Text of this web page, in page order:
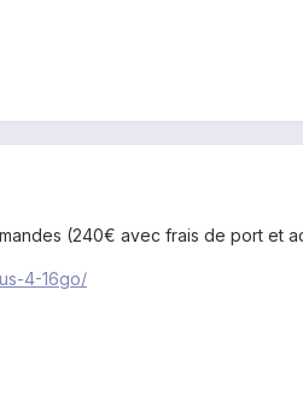
(240€ avec frais de port et
4-16go/